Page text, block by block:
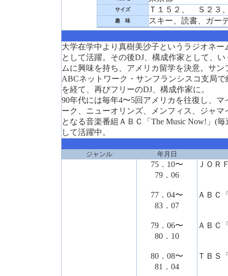
サイズ Ｔ１５２、 Ｓ２３
趣 味 スキー、読書、ガー
大学在学中より真樹美沙子というラジオネ
として活躍。その後DJ、構成作家として、
ムに興味を持ち、アメリカ留学を決意。サ
ABCネットワーク・サンフランシスコ支局
を経て、再びフリーのDJ、構成作家に。
90年代には毎年4〜5回アメリカを往復し、マ
ーク、ニューオリンズ、メンフィス、ジャ
となる音楽番組ＡＢＣ「The Music Now!」(
して活躍中。
ジャンル 年月日
75．10〜
79．06
77．04〜
83．07
79．06〜
80．10
80．08〜
81．04
ＪＯＲ
ＡＢＣ
ＡＢＣ
ＴＢＳ